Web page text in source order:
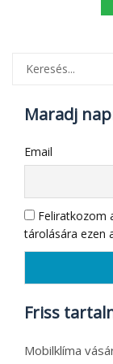
Maradj
Email
Feliratkozom
tárolására ezen
Friss
Mobilklíma